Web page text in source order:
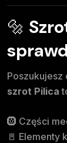
🔩
Poszukujesz
szrot Pilica
🛞 Części
🚪 Elementy